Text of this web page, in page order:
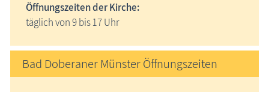
Öffnungszeiten der Kirche:
täglich von 9 bis 17 Uhr
Bad Doberaner Münster Öffnungszeiten